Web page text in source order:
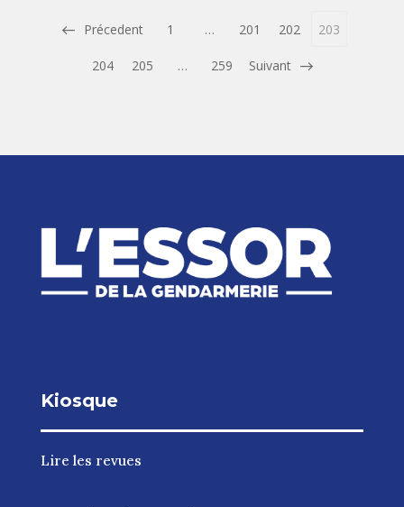
Précedent 1 … 201 202 203
204 205 … 259 Suivant
Kiosque
Lire les revues